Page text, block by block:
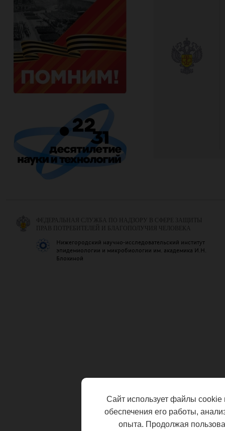
ФЕДЕРАЛЬНАЯ СЛУЖБА ПО НАДЗОРУ В СФЕРЕ ЗАЩИТЫ
ПРАВ ПОТРЕБИТЕЛЕЙ И БЛАГОПОЛУЧИЯ ЧЕЛОВЕКА
Нижегородский научно-исследовательский институт
эпидемиологии и микробиологии им. академика И.Н.
Блохиной
Сайт использует файлы cookie
обеспечения его работы,
опыта. Продолжая